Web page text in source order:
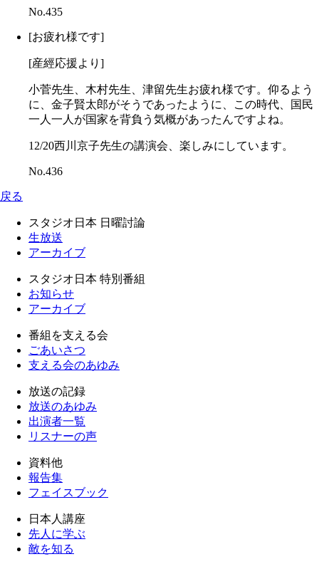
No.435
[お疲れ様です]
[産經応援より]
小菅先生、木村先生、津留先生お疲れ様です。仰るよう
に、金子賢太郎がそうであったように、この時代、国民
一人一人が国家を背負う気概があったんですよね。
12/20西川京子先生の講演会、楽しみにしています。
No.436
戻る
スタジオ日本 日曜討論
生放送
アーカイブ
スタジオ日本 特別番組
お知らせ
アーカイブ
番組を支える会
ごあいさつ
支える会のあゆみ
放送の記録
放送のあゆみ
出演者一覧
リスナーの声
資料他
報告集
フェイスブック
日本人講座
先人に学ぶ
敵を知る